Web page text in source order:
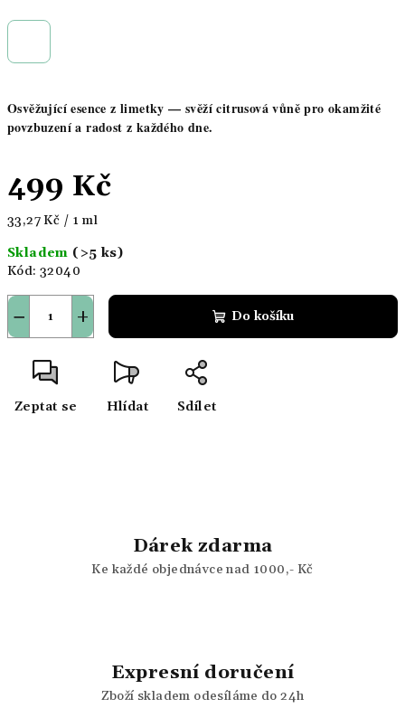
Osvěžující esence z limetky — svěží citrusová vůně pro okamžité
povzbuzení a radost z každého dne.
499 Kč
Měrná
33,27 Kč / 1 ml
Skladem (>5 ks)
Kód: 32040
+
− Do košíku
Zeptat se Hlídat Sdílet
Dárek zdarma
Ke každé objednávce nad 1000,- Kč
Expresní doručení
Zboží skladem odesíláme do 24h